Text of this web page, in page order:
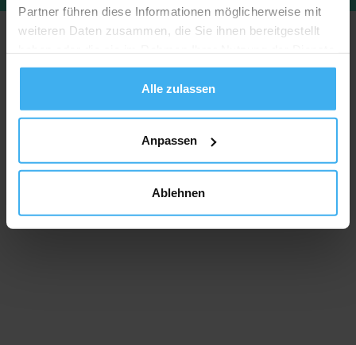
Partner führen diese Informationen möglicherweise mit
weiteren Daten zusammen, die Sie ihnen bereitgestellt
gesammelt haben.
Alle zulassen
Anpassen
Ablehnen